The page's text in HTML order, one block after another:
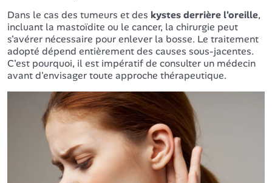
Dans le cas des tumeurs et des kystes derrière l'oreille,
incluant la mastoïdite ou le cancer, la chirurgie peut
s'avérer nécessaire pour enlever la bosse. Le traitement
adopté dépend entièrement des causes sous-jacentes.
C'est pourquoi, il est impératif de consulter un médecin
avant d'envisager toute approche thérapeutique.